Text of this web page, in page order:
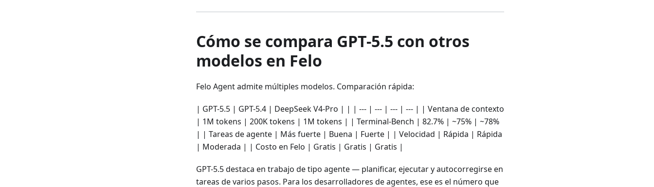
Cómo se compara GPT-5.5 con otros
modelos en Felo
Felo Agent admite múltiples modelos. Comparación rápida:
| GPT-5.5 | GPT-5.4 | DeepSeek V4-Pro | | | --- | --- | --- | --- | | Ventana de contexto
| 1M tokens | 200K tokens | 1M tokens | | Terminal-Bench | 82.7% | ~75% | ~78%
| | Tareas de agente | Más fuerte | Buena | Fuerte | | Velocidad | Rápida | Rápida
| Moderada | | Costo en Felo | Gratis | Gratis | Gratis |
GPT-5.5 destaca en trabajo de tipo agente — planificar, ejecutar y autocorregirse en
tareas de varios pasos. Para los desarrolladores de agentes, ese es el número que